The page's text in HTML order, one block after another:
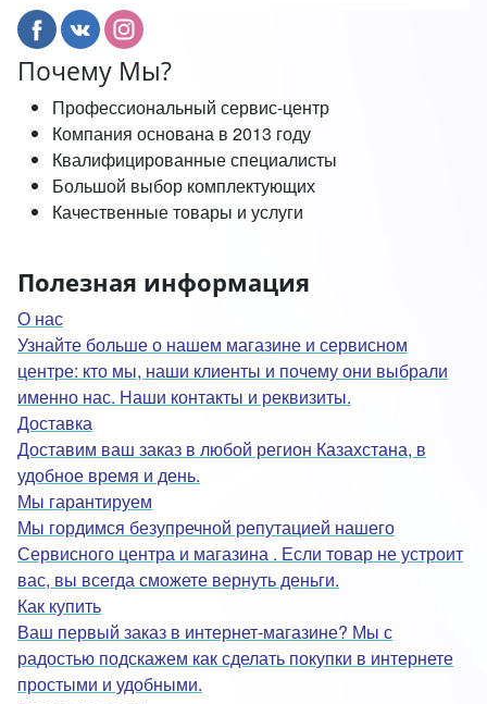
Почему Мы?
Профессиональный сервис-центр
Компания основана в 2013 году
Квалифицированные специалисты
Большой выбор комплектующих
Качественные товары и услуги
Полезная информация
О нас
Узнайте больше о нашем магазине и сервисном
центре: кто мы, наши клиенты и почему они выбрали
именно нас. Наши контакты и реквизиты.
Доставка
Доставим ваш заказ в любой регион Казахстана, в
удобное время и день.
Мы гарантируем
Мы гордимся безупречной репутацией нашего
Сервисного центра и магазина . Если товар не устроит
вас, вы всегда сможете вернуть деньги.
Как купить
Ваш первый заказ в интернет-магазине? Мы с
радостью подскажем как сделать покупки в интернете
простыми и удобными.